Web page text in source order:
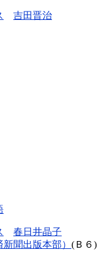
吉田晋治
春日井晶子
聞出版本部） (Ｂ６)